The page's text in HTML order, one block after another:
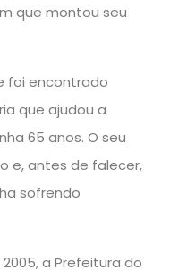
que montou seu
foi encontrado
que ajudou a
65 anos. O seu
e, antes de falecer,
sofrendo
a Prefeitura do